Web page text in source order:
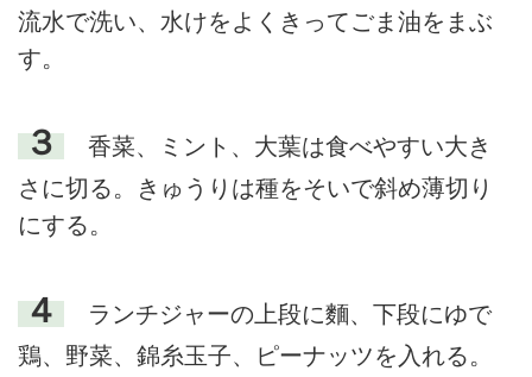
流水で洗い、水けをよくきってごま油をまぶ
す。
３
香菜、ミント、大葉は食べやすい大き
さに切る。きゅうりは種をそいで斜め薄切り
にする。
４
ランチジャーの上段に麵、下段にゆで
鶏、野菜、錦糸玉子、ピーナッツを入れる。